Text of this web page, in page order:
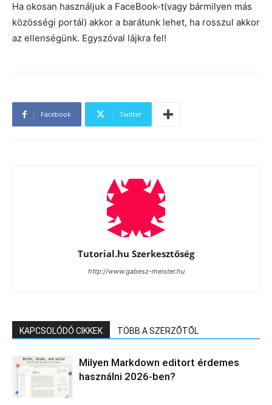
Ha okosan használjuk a FaceBook-t(vagy bármilyen más
közösségi portál) akkor a barátunk lehet, ha rosszul akkor
az ellenségünk. Egyszóval lájkra fel!
Facebook Twitter
Tutorial.hu Szerkesztőség
http://www.gabesz-meister.hu
KAPCSOLÓDÓ CIKKEK TÖBB A SZERZŐTŐL
Milyen Markdown editort érdemes
használni 2026-ben?